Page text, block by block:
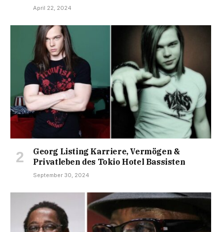
April 22, 2024
Georg Listing Karriere, Vermögen &
Privatleben des Tokio Hotel Bassisten
September 30, 2024